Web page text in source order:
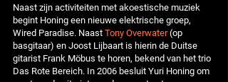
Naast zijn activiteiten met akoestische muziek
begint Honing een nieuwe elektrische groep,
Wired Paradise. NaastTony Overwater(op
basgitaar) en Joost Lijbaart is hierin de Duitse
gitarist Frank Möbus te horen, bekend van het trio
Das Rote Bereich. In 2006 besluit Yuri Honing om